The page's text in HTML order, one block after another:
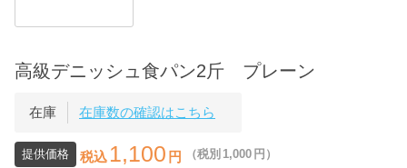
高級デニッシュ食パン2斤 プレーン
在庫 在庫数の確認はこちら
提供価格 税込 1,100 円 （税別 1,000 円）